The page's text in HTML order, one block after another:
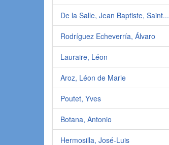
De la Salle, Jean Baptiste, Saint...
Rodríguez Echeverría, Álvaro
Lauraire, Léon
Aroz, Léon de Marie
Poutet, Yves
Botana, Antonio
Hermosilla, José-Luis